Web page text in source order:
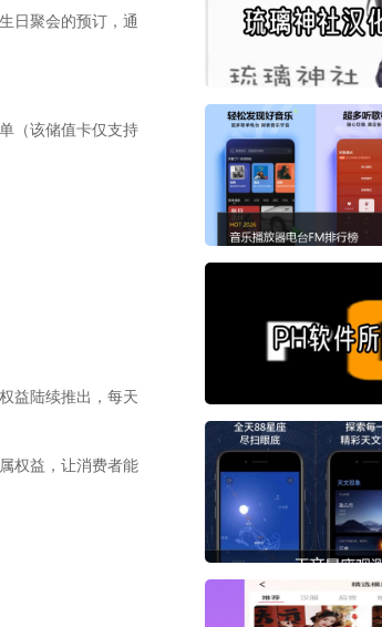
日聚会的预订，通
（该储值卡仅支持
益陆续推出，每天
权益，让消费者能